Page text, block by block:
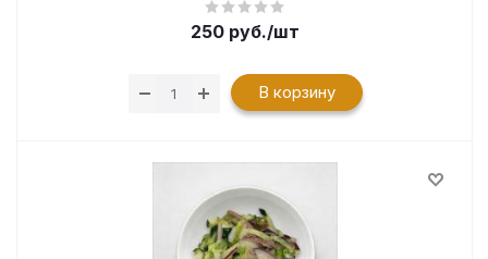
250 руб./шт
В корзину